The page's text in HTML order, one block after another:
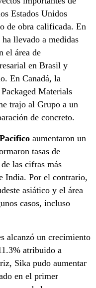
Estados Unidos
de obra calificada. En
llevado a medidas
el área de
en Brasil y
En Canadá, la
Materials
trajo al Grupo a un
de concreto.
aumentaron un
tasas de
las cifras más
India. Por el contrario,
asiático y el área
casos, incluso
alcanzó un crecimiento
atribuido a
Sika pudo aumentar
en el primer